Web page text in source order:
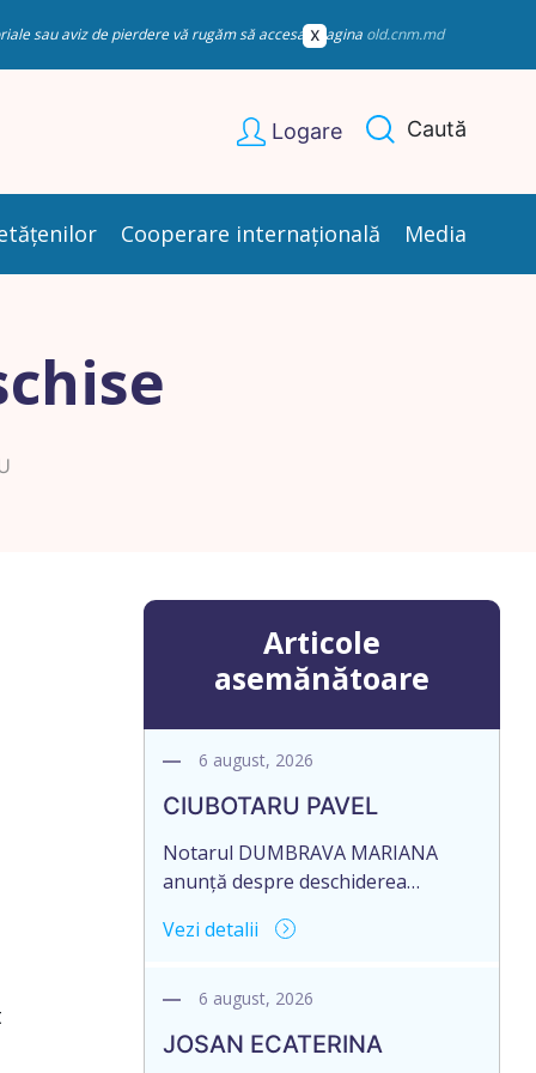
sau aviz de pierdere vă rugăm să accesați pagina old.cnm.md
Logare Caută
Cooperare internațională Media
Articole
asemănătoare
6 august, 2026
CIUBOTARU PAVEL
Notarul DUMBRAVA MARIANA
anunță despre deschiderea
decesului cet. CIUBOTARU PAVEL,
data de 21 MAI 2026, IDNP
succesibilii, că conform
Vezi detalii
6 august, 2026
JOSAN ECATERINA